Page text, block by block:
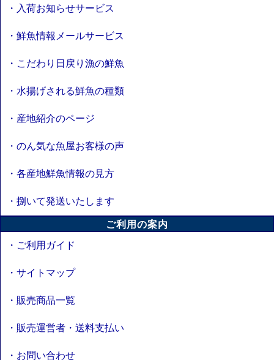
・入荷お知らせサービス
・鮮魚情報メールサービス
・こだわり日戻り漁の鮮魚
・水揚げされる鮮魚の種類
・産地紹介のページ
・のん気な魚屋お客様の声
・各産地鮮魚情報の見方
・捌いて発送いたします
ご利用の案内
・ご利用ガイド
・サイトマップ
・販売商品一覧
・販売運営者・送料支払い
・お問い合わせ